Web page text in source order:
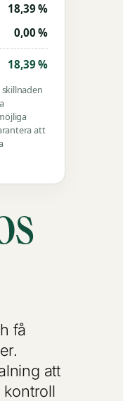
18,39 %
0,00 %
18,39 %
att
få
att
kontroll